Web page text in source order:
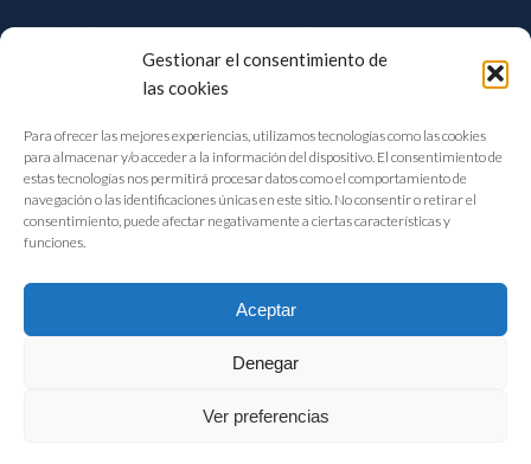
Gestionar el consentimiento de
las cookies
Para ofrecer las mejores experiencias, utilizamos tecnologías como las cookies
para almacenar y/o acceder a la información del dispositivo. El consentimiento de
estas tecnologías nos permitirá procesar datos como el comportamiento de
navegación o las identificaciones únicas en este sitio. No consentir o retirar el
consentimiento, puede afectar negativamente a ciertas características y
funciones.
Aceptar
Denegar
Ver preferencias
FIAB Federación Española de Industrias de la Alimentación y Bebidas